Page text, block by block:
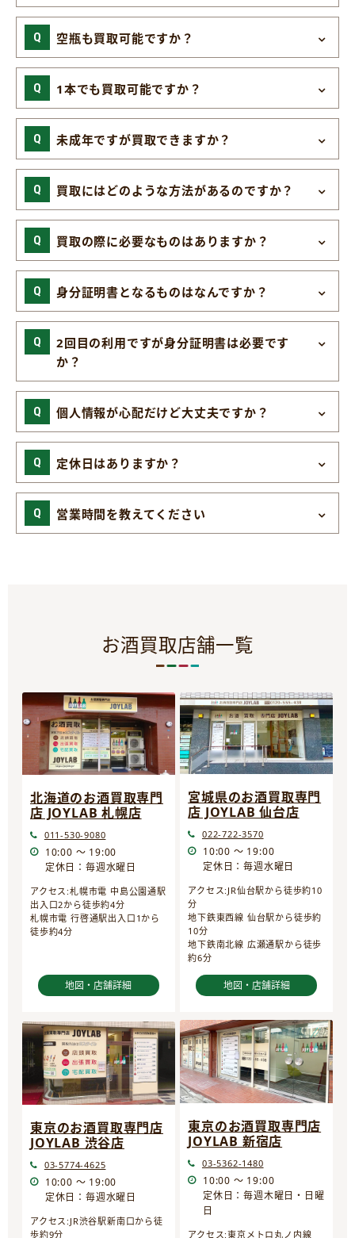
空瓶も買取可能ですか？
1本でも買取可能ですか？
未成年ですが買取できますか？
買取にはどのような方法があるのですか？
買取の際に必要なものはありますか？
身分証明書となるものはなんですか？
2回目の利用ですが身分証明書は必要です
か？
個人情報が心配だけど大丈夫ですか？
定休日はありますか？
営業時間を教えてください
お酒買取店舗一覧
北海道のお酒買取専門
店 JOYLAB 札幌店
011-530-9080
10:00 ～ 19:00
定休日：毎週水曜日
アクセス:札幌市電 中島公園通駅
出入口2から徒歩約4分
札幌市電 行啓通駅出入口1から
徒歩約4分
地図・店舗詳細
宮城県のお酒買取専門
店 JOYLAB 仙台店
022-722-3570
10:00 ～ 19:00
定休日：毎週水曜日
アクセス:JR仙台駅から徒歩約10
分
地下鉄東西線 仙台駅から徒歩約
10分
地下鉄南北線 広瀬通駅から徒歩
約6分
地図・店舗詳細
東京のお酒買取専門店
JOYLAB 渋谷店
03-5774-4625
10:00 ～ 19:00
定休日：毎週水曜日
アクセス:JR渋谷駅新南口から徒
歩約9分
東京のお酒買取専門店
JOYLAB 新宿店
03-5362-1480
10:00 ～ 19:00
定休日：毎週木曜日・日曜
日
アクセス:東京メトロ丸ノ内線